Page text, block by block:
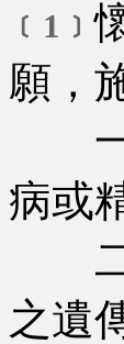
﹝1﹞
願，
一
病或
二
之遺